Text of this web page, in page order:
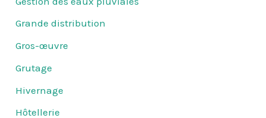
Grande distribution
Gros-œuvre
Grutage
Hivernage
Hôtellerie